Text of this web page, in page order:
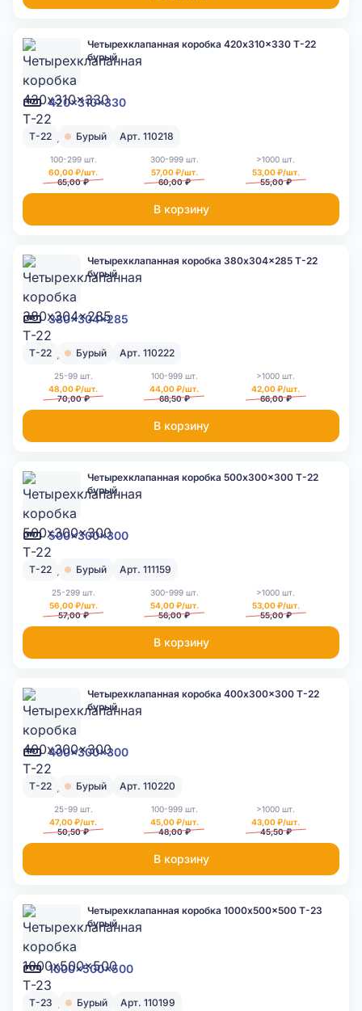
420x310x330
Четырехклапанная коробка 420x310x330 Т-22
бурый
Т-22 Бурый Арт. 110218
100-299 шт.
60,00 ₽/шт.
65,00 ₽
300-999 шт.
57,00 ₽/шт.
60,00 ₽
>1000 шт.
53,00 ₽/шт.
55,00 ₽
В корзину
380x304x285
Четырехклапанная коробка 380x304x285 Т-22
бурый
Т-22 Бурый Арт. 110222
25-99 шт.
48,00 ₽/шт.
70,00 ₽
100-999 шт.
44,00 ₽/шт.
68,50 ₽
>1000 шт.
42,00 ₽/шт.
66,00 ₽
В корзину
500x300x300
Четырехклапанная коробка 500x300x300 Т-22
бурый
Т-22 Бурый Арт. 111159
25-299 шт.
56,00 ₽/шт.
57,00 ₽
300-999 шт.
54,00 ₽/шт.
56,00 ₽
>1000 шт.
53,00 ₽/шт.
55,00 ₽
В корзину
400x300x300
Четырехклапанная коробка 400x300x300 Т-22
бурый
Т-22 Бурый Арт. 110220
25-99 шт.
47,00 ₽/шт.
50,50 ₽
100-999 шт.
45,00 ₽/шт.
48,00 ₽
>1000 шт.
43,00 ₽/шт.
45,50 ₽
В корзину
1000x500x500
Четырехклапанная коробка 1000x500x500 Т-23
бурый
Т-23 Бурый Арт. 110199